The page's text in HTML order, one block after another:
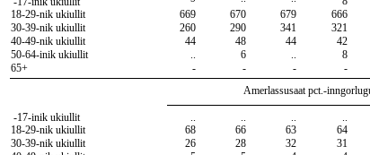
18-29-nik ukiullit
669 670 679 666
30-39-nik ukiullit
260 290 341 321
40-49-nik ukiullit
44 48 44 42
50-64-inik ukiullit
.. 6 .. 8
65+
- - - -
Amerlassusaat pct.-
-17-inik ukiullit
18-29-nik ukiullit
68 66 63 64
30-39-nik ukiullit
26 28 32 31